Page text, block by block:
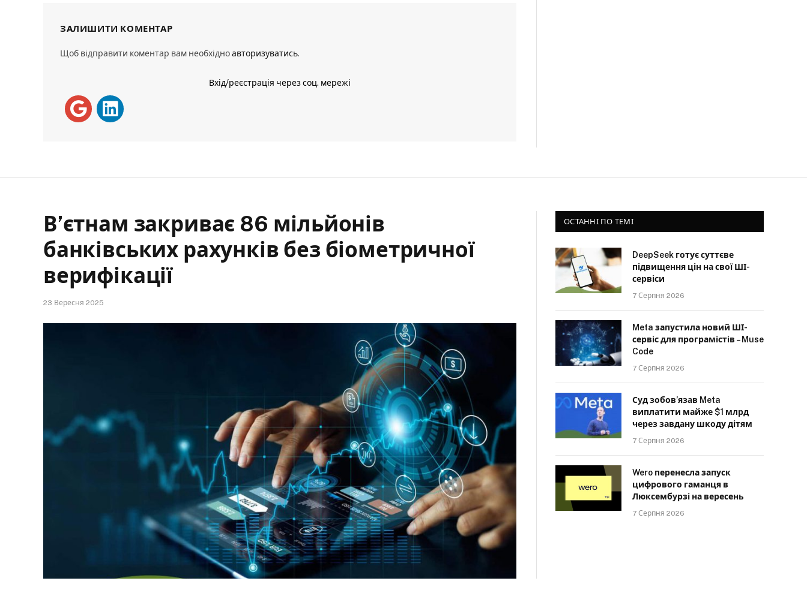
ЗАЛИШИТИ КОМЕНТАР
Щоб відправити коментар вам необхідноавторизуватись.
Вхід/реєстрація через соц. мережі
В’єтнам закриває 86 мільйонів
банківських рахунків без біометричної
верифікації
23 Вересня 2025
ОСТАННІ ПО ТЕМІ
DeepSeek готує суттєве
підвищення цін на свої ШІ-
сервіси
7 Серпня 2026
Meta запустила новий ШІ-
сервіс для програмістів – Muse
Code
7 Серпня 2026
Суд зобов’язав Meta
виплатити майже $1 млрд
через завдану шкоду дітям
7 Серпня 2026
Wero перенесла запуск
цифрового гаманця в
Люксембурзі на вересень
7 Серпня 2026